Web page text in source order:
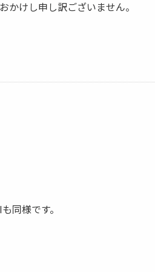
けし申し訳ございません。
同様です。